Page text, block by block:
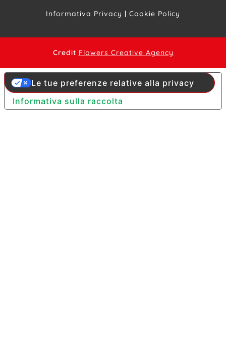
Informativa Privacy | Cookie Policy
Credit Flowers Creative Agency
Informativa sulla raccolta
Le tue preferenze relative alla privacy